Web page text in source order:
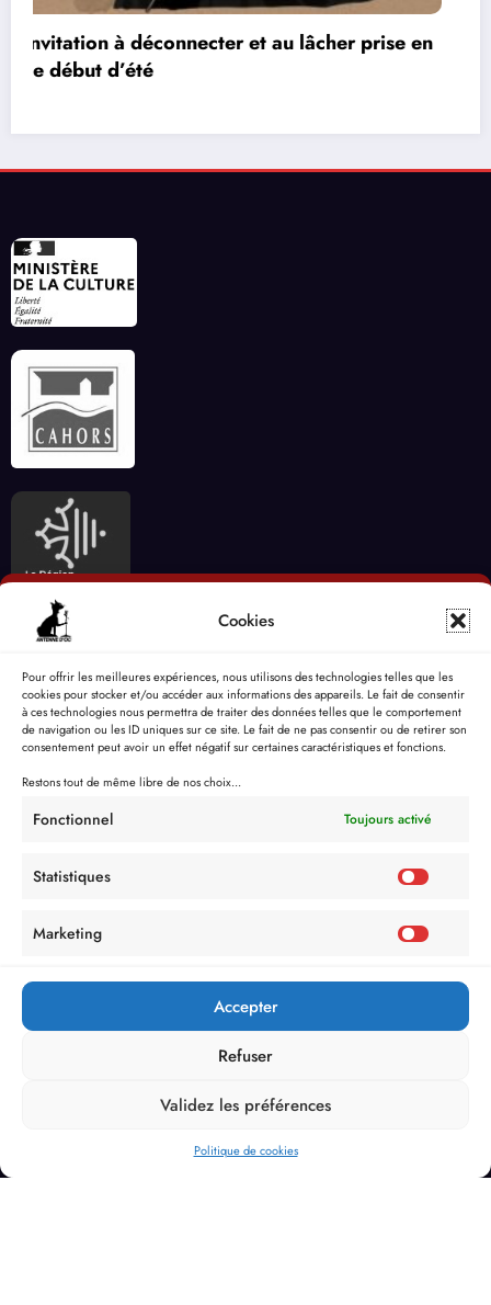
Cookies
Pour offrir les meilleures expériences, nous utilisons des technologies telles que les
cookies pour stocker et/ou accéder aux informations des appareils. Le fait de consentir
à ces technologies nous permettra de traiter des données telles que le comportement
de navigation ou les ID uniques sur ce site. Le fait de ne pas consentir ou de retirer son
consentement peut avoir un effet négatif sur certaines caractéristiques et fonctions.
Restons tout de même libre de nos choix...
Fonctionnel Toujours activé
Statistiques
Marketing
Accepter
Refuser
Validez les préférences
Politique de cookies
Les réseaux de communication entre les jeux
vidéos